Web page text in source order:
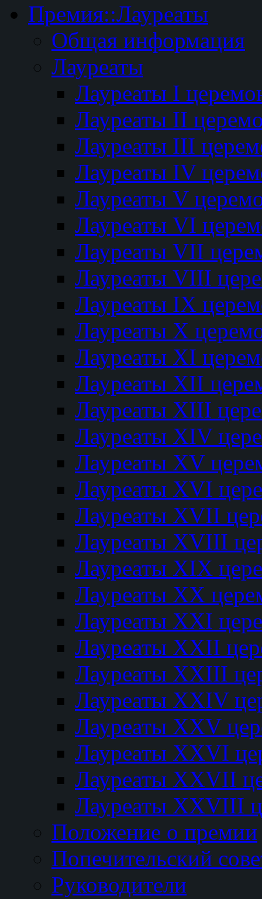
Премия::Лауреаты
Общая информация
Лауреаты
Лауреаты I
Лауреаты II
Лауреаты III
Лауреаты IV
Лауреаты V
Лауреаты VI
Лауреаты VII
Лауреаты VIII
Лауреаты IX
Лауреаты Х
Лауреаты XI
Лауреаты XII
Лауреаты XIII
Лауреаты XIV
Лауреаты XV
Лауреаты XVI
Лауреаты XVII
Лауреаты XVIII
Лауреаты XIX
Лауреаты XX
Лауреаты XXI
Лауреаты XXII
Лауреаты XXIII
Лауреаты XXIV
Лауреаты XXV
Лауреаты XXVI
Лауреаты XXVII
Лауреаты XXVIII
Положение о премии
Попечительский
Руководители